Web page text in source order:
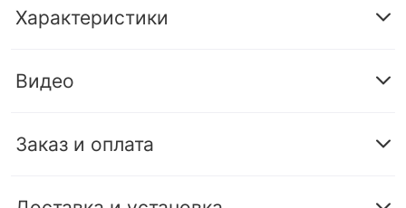
Характеристики
Видео
Заказ и оплата